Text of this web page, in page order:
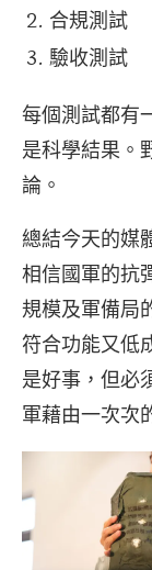
合規測試
驗收測試
每個測試都有
是科學結果。
論。
總結今天的媒
相信國軍的抗
規模及軍備局
符合功能又低
是好事，但必
軍藉由一次次